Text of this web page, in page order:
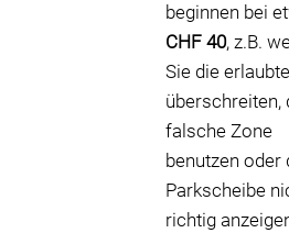
beginnen bei
CHF 40, z.B.
Sie die
überschreiten,
falsche Zone
benutzen oder
Parkscheibe
richtig